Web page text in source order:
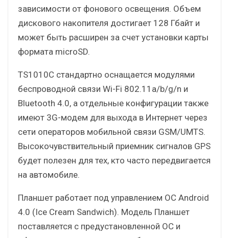
зависимости от фонового освещения. Объем
дискового накопителя достигает 128 Гбайт и
может быть расширен за счет установки карты
формата microSD.
TS1010C стандартно оснащается модулями
беспроводной связи Wi-Fi 802.11a/b/g/n и
Bluetooth 4.0, а отдельные конфигурации также
имеют 3G-модем для выхода в Интернет через
сети операторов мобильной связи GSM/UMTS.
Высокочувствительный приемник сигналов GPS
будет полезен для тех, кто часто передвигается
на автомобиле.
Планшет работает под управлением ОС Android
4.0 (Ice Cream Sandwich). Модель Планшет
поставляется с предустановленной ОС и